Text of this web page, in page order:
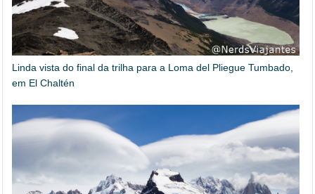
Linda vista do final da trilha para a Loma del Pliegue Tumbado,
em El Chaltén